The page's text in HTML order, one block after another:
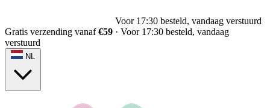
Voor 17:30 besteld, vandaag verstuurd
Gratis verzending vanaf€59 · Voor 17:30 besteld, vandaag
verstuurd
NL